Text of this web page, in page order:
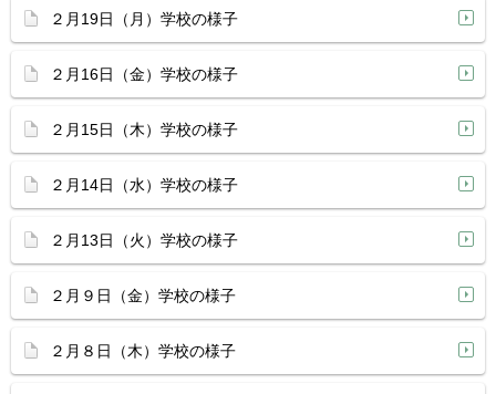
２月19日（月）学校の様子
２月16日（金）学校の様子
２月15日（木）学校の様子
２月14日（水）学校の様子
２月13日（火）学校の様子
２月９日（金）学校の様子
２月８日（木）学校の様子